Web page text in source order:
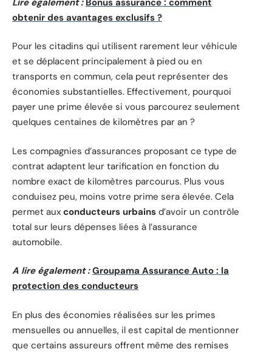
obtenir des avantages exclusifs ?
Pour les citadins qui utilisent rarement leur véhicule
et se déplacent principalement à pied ou en
transports en commun, cela peut représenter des
économies substantielles. Effectivement, pourquoi
payer une prime élevée si vous parcourez seulement
quelques centaines de kilomètres par an ?
Les compagnies d’assurances proposant ce type de
contrat adaptent leur tarification en fonction du
nombre exact de kilomètres parcourus. Plus vous
conduisez peu, moins votre prime sera élevée. Cela
permet aux conducteurs urbains d’avoir un contrôle
total sur leurs dépenses liées à l’assurance
automobile.
A lire également : Groupama Assurance Auto : la
protection des conducteurs
En plus des économies réalisées sur les primes
mensuelles ou annuelles, il est capital de mentionner
que certains assureurs offrent même des remises